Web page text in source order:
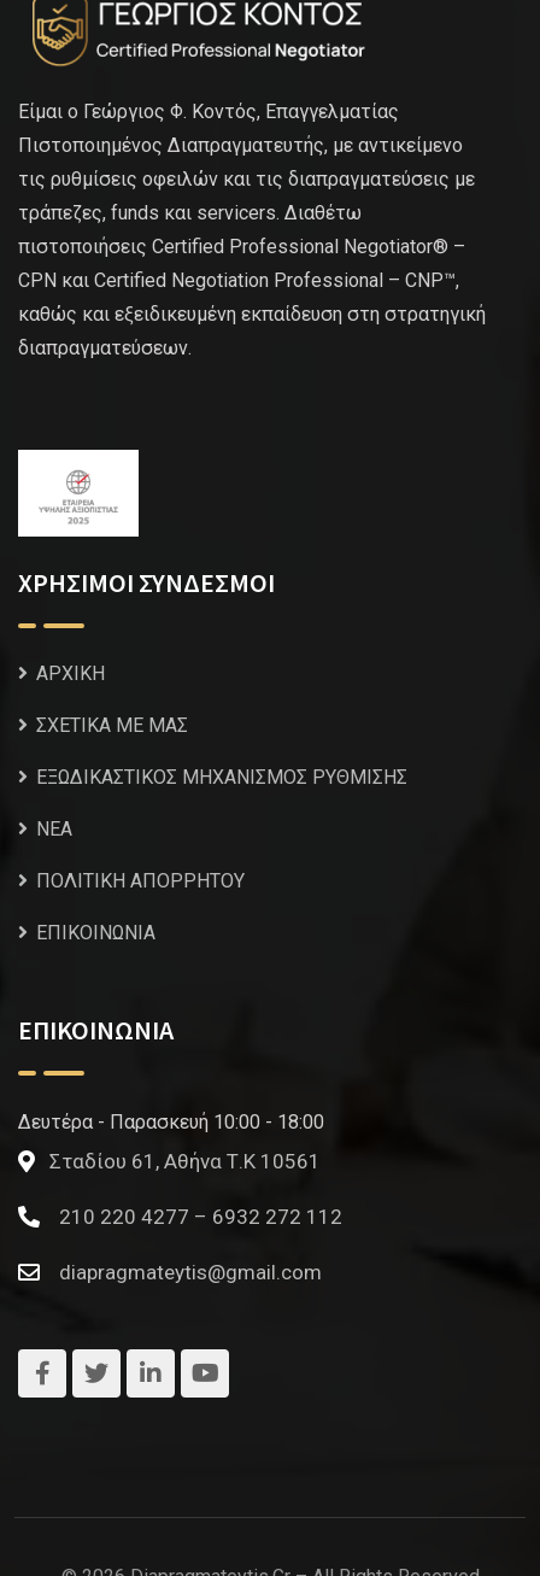
Είμαι ο Γεώργιος Φ. Κοντός, Επαγγελματίας
Πιστοποιημένος Διαπραγματευτής, με αντικείμενο
τις ρυθμίσεις οφειλών και τις διαπραγματεύσεις με
τράπεζες, funds και servicers. Διαθέτω
πιστοποιήσεις Certified Professional Negotiator® –
CPN και Certified Negotiation Professional – CNP™,
καθώς και εξειδικευμένη εκπαίδευση στη στρατηγική
διαπραγματεύσεων.
ΧΡΗΣΙΜΟΙ ΣΥΝΔΕΣΜΟΙ
ΑΡΧΙΚΗ
ΣΧΕΤΙΚΑ ΜΕ ΜΑΣ
ΕΞΩΔΙΚΑΣΤΙΚΟΣ ΜΗΧΑΝΙΣΜΟΣ ΡΥΘΜΙΣΗΣ
NEA
ΠΟΛΙΤΙΚΗ ΑΠΟΡΡΗΤΟΥ
ΕΠΙΚΟΙΝΩΝΙΑ
ΕΠΙΚΟΙΝΩΝΙΑ
Δευτέρα - Παρασκευή 10:00 - 18:00
Σταδίου 61, Αθήνα Τ.Κ 10561
210 220 4277 – 6932 272 112
diapragmateytis@gmail.com